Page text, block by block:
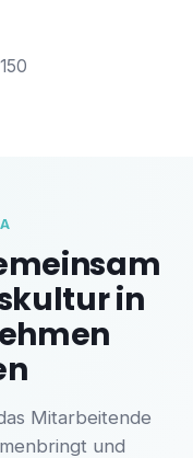
in
Mitarbeitende
und